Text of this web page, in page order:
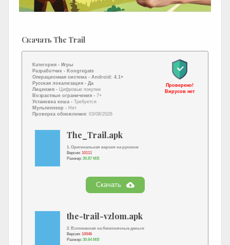
Скачать The Trail
Категория - Игры
Разработчик - Kongregate
Операционная система - Android: 4.1+
Русская локализация - Да
Лицензия -
Цифровые покупки
Возрастные ограничения - 7+
Установка кеша - Требуется
Мультиплеер - Нет
Проверка обновления: 03/08/2026
Проверено!
Вирусов нет
The_Trail.apk
1. Оригинальная версия на русском
Версия: 10111
Размер: 30.87 MB
Скачать
the-trail-vzlom.apk
2. Взломанная на бесконечные деньги
Версия: 10046
Размер: 30.64 MB